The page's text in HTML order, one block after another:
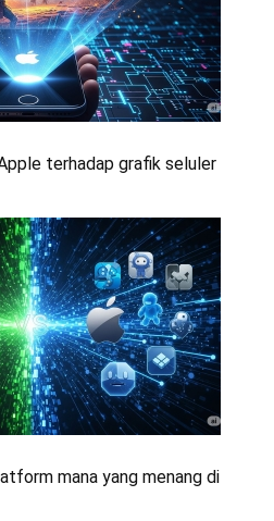
terhadap grafik seluler
mana yang menang di